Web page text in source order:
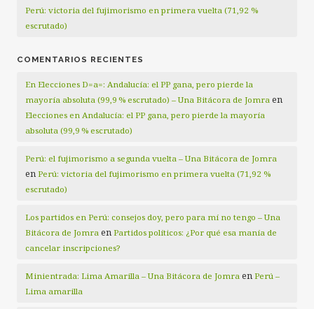
Perú: victoria del fujimorismo en primera vuelta (71,92 %
escrutado)
COMENTARIOS RECIENTES
En Elecciones D=a=: Andalucía: el PP gana, pero pierde la
mayoría absoluta (99,9 % escrutado) – Una Bitácora de Jomra en
Elecciones en Andalucía: el PP gana, pero pierde la mayoría
absoluta (99,9 % escrutado)
Perú: el fujimorismo a segunda vuelta – Una Bitácora de Jomra
en Perú: victoria del fujimorismo en primera vuelta (71,92 %
escrutado)
Los partidos en Perú: consejos doy, pero para mí no tengo – Una
Bitácora de Jomra en Partidos políticos: ¿Por qué esa manía de
cancelar inscripciones?
Minientrada: Lima Amarilla – Una Bitácora de Jomra en Perú –
Lima amarilla